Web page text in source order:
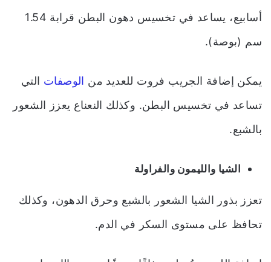
أسابيع، يساعد في تخسيس دهون البطن قرابة 1.54
سم (بوصة).
يمكن إضافة الجريب فروت للعديد من الوصفات التي
تساعد في تخسيس البطن. وكذلك النعناع يعزز الشعور
بالشبع.
الشيا والليمون والفراولة
تعزز بذور الشيا الشعور بالشبع وحرق الدهون، وكذلك
تحافظ على مستوى السكر في الدم.